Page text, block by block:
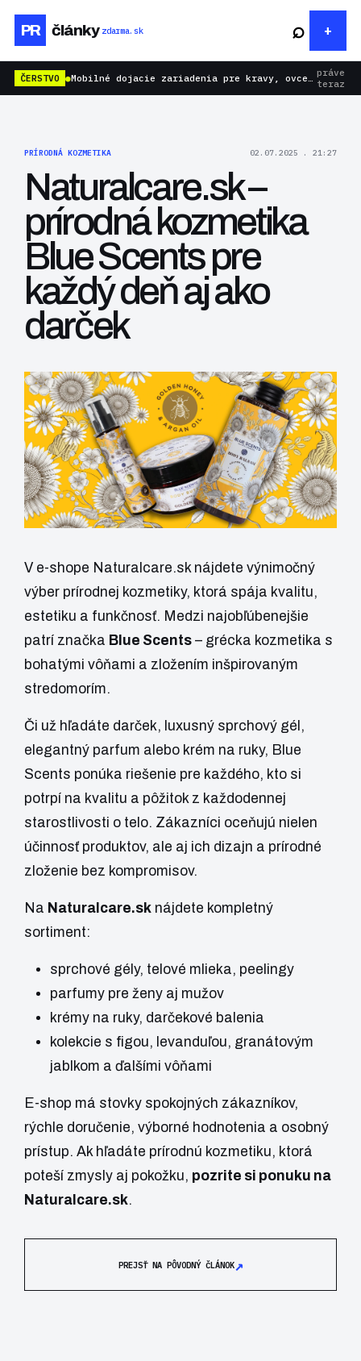
PR články zdarma.sk ⌕
ČERSTVO ● Mobilné dojacie zariadenia pre kravy, ovce aj kozy: rýchlejšie dojenie bez zbytočnej námahy práve
teraz
PRÍRODNÁ KOZMETIKA 02.07.2025 . 21:27
Naturalcare.sk –
prírodná kozmetika
Blue Scents pre
každý deň aj ako
darček
V e-shope Naturalcare.sknájdete výnimočný
výber prírodnej kozmetiky, ktorá spája kvalitu,
estetiku a funkčnosť. Medzi najobľúbenejšie
patrí značka Blue Scents – grécka kozmetika s
bohatými vôňami a zložením inšpirovaným
stredomorím.
Či už hľadáte darček, luxusný sprchový gél,
elegantný parfum alebo krém na ruky, Blue
Scents ponúka riešenie pre každého, kto si
potrpí na kvalitu a pôžitok z každodennej
starostlivosti o telo. Zákazníci oceňujú nielen
účinnosť produktov, ale aj ich dizajn a prírodné
zloženie bez kompromisov.
Na Naturalcare.sk nájdete kompletný
sortiment:
sprchové gély, telové mlieka, peelingy
parfumy pre ženy aj mužov
krémy na ruky, darčekové balenia
kolekcie s figou, levanduľou, granátovým
jablkom a ďalšími vôňami
E-shop má stovky spokojných zákazníkov,
rýchle doručenie, výborné hodnotenia a osobný
prístup. Ak hľadáte prírodnú kozmetiku, ktorá
poteší zmysly aj pokožku, pozrite si ponuku na
Naturalcare.sk.
PREJSŤ NA PÔVODNÝ ČLÁNOK↗